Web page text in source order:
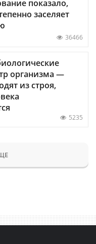
показало,
заселяет
36466
организма —
из строя,
5235